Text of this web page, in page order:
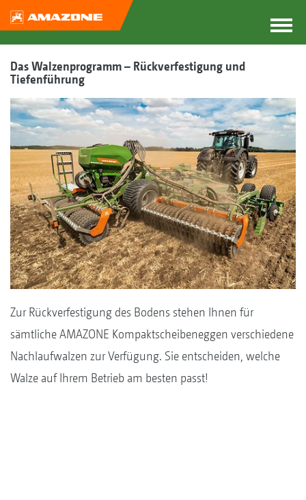
Das Walzenprogramm – Rückverfestigung und
Tiefenführung
Zur Rückverfestigung des Bodens stehen Ihnen für
sämtliche AMAZONE Kompaktscheibeneggen verschiedene
Nachlaufwalzen zur Verfügung. Sie entscheiden, welche
Walze auf Ihrem Betrieb am besten passt!